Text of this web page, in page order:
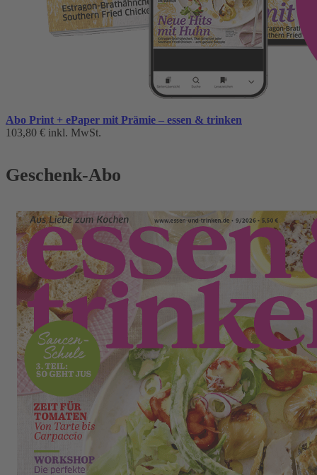
Abo Print + ePaper mit Prämie – essen & trinken
103,80 € inkl. MwSt.
Geschenk-Abo